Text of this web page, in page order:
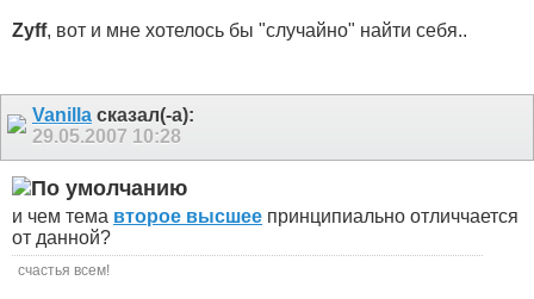
Zyff, вот и мне хотелось бы "случайно" найти себя..
Vanilla сказал(-а):
29.05.2007 10:28
и чем тема второе высшее принципиально отличчается
от данной?
счастья всем!